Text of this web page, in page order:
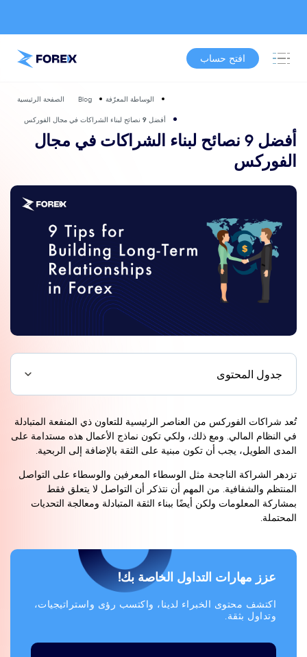
افتح حساب
الصفحة الرئيسية Blog الوساطة المعرّفة
أفضل 9 نصائح لبناء الشراكات في مجال الفوركس
أفضل 9 نصائح لبناء الشراكات في مجال
الفوركس
جدول المحتوى
تُعد شراكات الفوركس من العناصر الرئيسية للتعاون ذي المنفعة المتبادلة
في النظام المالي. ومع ذلك، ولكي تكون نماذج الأعمال هذه مستدامة على
المدى الطويل، يجب أن تكون مبنية على الثقة بالإضافة إلى الربحية.
تزدهر الشراكة الناجحة مثل الوسطاء المعرفين والوسطاء على التواصل
المنتظم والشفافية. من المهم أن نتذكر أن التواصل لا يتعلق فقط
بمشاركة المعلومات ولكن أيضًا ببناء الثقة المتبادلة ومعالجة التحديات
المحتملة.
عزز مهارات التداول الخاصة بك!
اكتشف محتوى الخبراء لدينا، واكتسب رؤى واستراتيجيات،
وتداول بثقة.